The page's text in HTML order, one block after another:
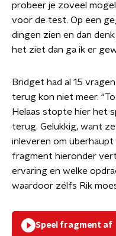
probeer je zoveel
voor de test. Op een
dingen zien en dan denk
het ziet dan ga ik er
Bridget had al 15
terug kon niet meer.
Helaas stopte hier het
terug. Gelukkig, want
inleveren om
fragment hieronder
ervaring en welke
waardoor zélfs Rik
Speel fragment af